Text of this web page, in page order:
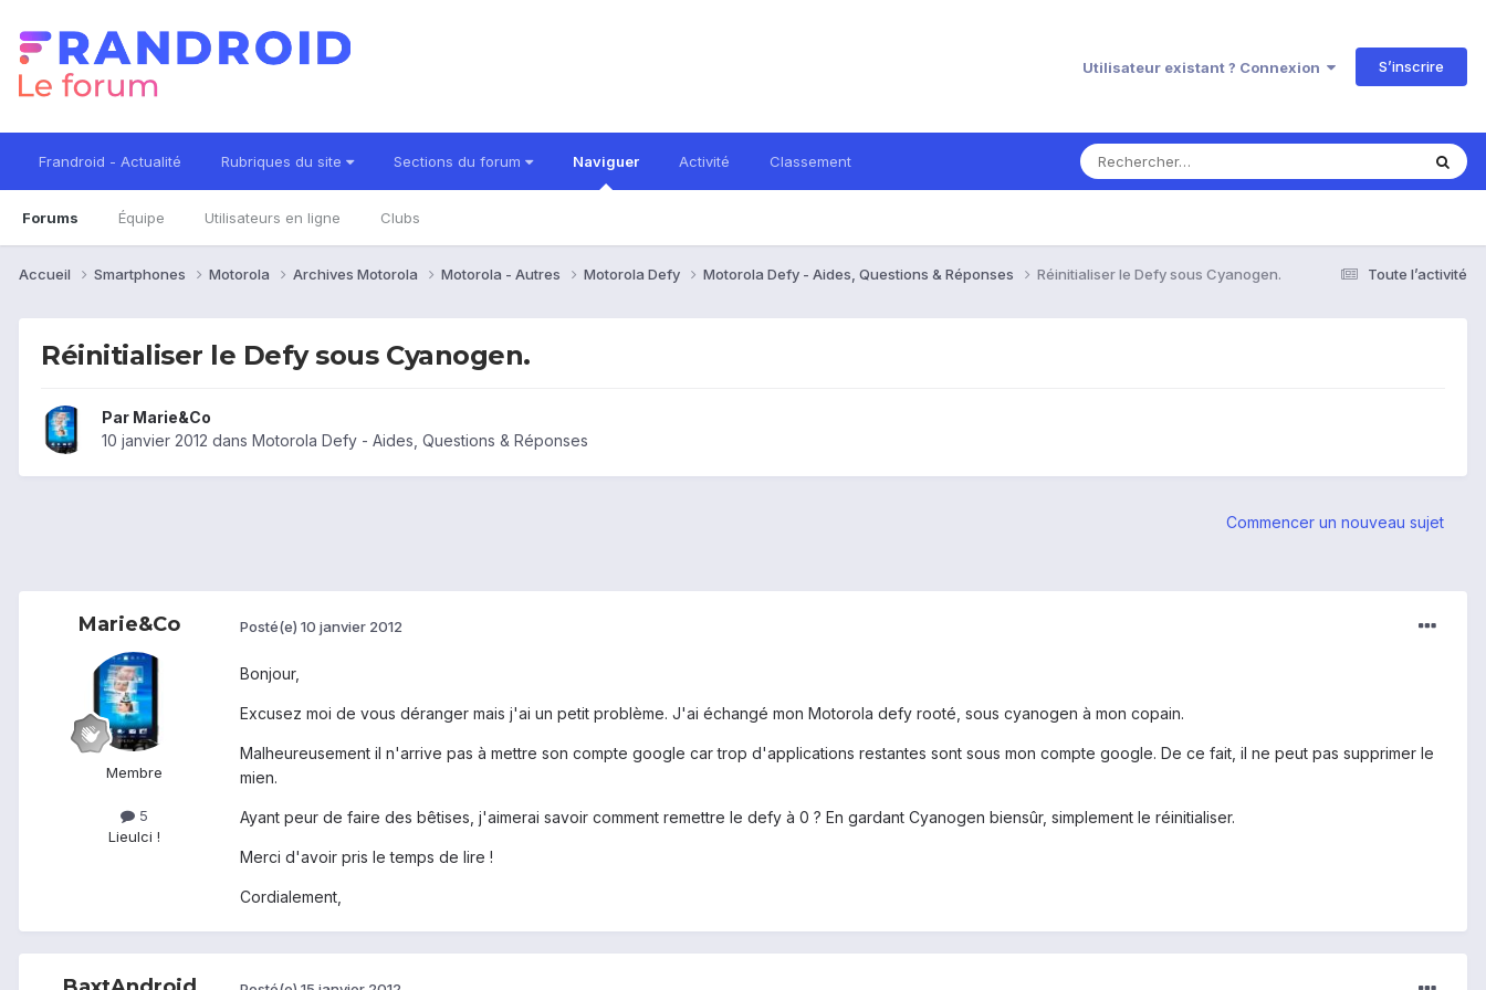
Utilisateur existant ? Connexion S’inscrire
Frandroid - Actualité Rubriques du site Sections du forum Naviguer
Forums Équipe Utilisateurs en ligne Clubs
Activité Classement
Toute l’activité
Accueil Smartphones Motorola Archives Motorola Motorola - Autres Motorola Defy Motorola Defy - Aides, Questions & Réponses Réinitialiser le Defy sous Cyanogen.
Réinitialiser le Defy sous Cyanogen.
Par Marie&Co
10 janvier 2012 dans Motorola Defy - Aides, Questions & Réponses
Commencer un nouveau sujet
Marie&Co
Membre
5
LieuIci !
Posté(e) 10 janvier 2012
Bonjour,
Excusez moi de vous déranger mais j'ai un petit problème. J'ai échangé mon Motorola defy rooté, sous cyanogen à mon copain.
Malheureusement il n'arrive pas à mettre son compte google car trop d'applications restantes sont sous mon compte google. De ce fait, il ne peut pas supprimer le
mien.
Ayant peur de faire des bêtises, j'aimerai savoir comment remettre le defy à 0 ? En gardant Cyanogen biensûr, simplement le réinitialiser.
Merci d'avoir pris le temps de lire !
Cordialement,